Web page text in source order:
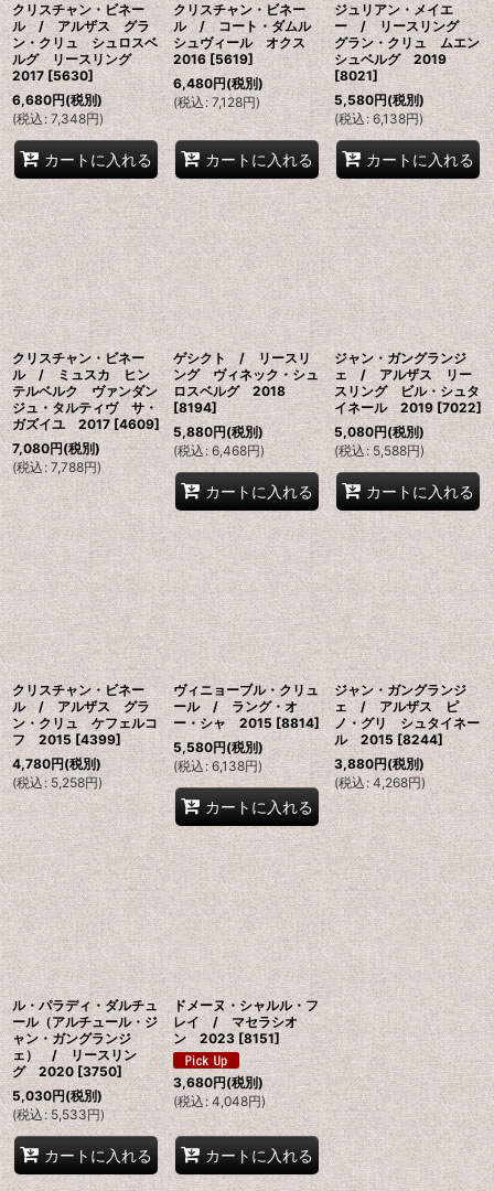
クリスチャン・ビネー
ル / アルザス グラ
ン・クリュ シュロスベ
ルグ リースリング
2017 [5630]
6,680円(税別)
(税込: 7,348円)
カートに入れる
クリスチャン・ビネー
ル / コート・ダムル
シュヴィール オクス
2016 [5619]
6,480円(税別)
(税込: 7,128円)
カートに入れる
ジュリアン・メイエ
ー / リースリング
グラン・クリュ ムエン
シュベルグ 2019
[8021]
5,580円(税別)
(税込 : 6,138円)
カートに入れる
クリスチャン・ビネー
ル / ミュスカ ヒン
テルベルク ヴァンダン
ジュ・タルティヴ サ・
ガズイユ 2017 [4609]
7,080円(税別)
(税込: 7,788円)
ゲシクト / リースリ
ング ヴィネック・シュ
ロスベルグ 2018
[8194]
5,880円(税別)
(税込: 6,468円)
カートに入れる
ジャン・ガングランジ
ェ / アルザス リー
スリング ビル・シュタ
イネール 2019 [7022]
5,080円(税別)
(税込 : 5,588円)
カートに入れる
クリスチャン・ビネー
ル / アルザス グラ
ン・クリュ ケフェルコ
フ 2015 [4399]
4,780円(税別)
(税込: 5,258円)
ヴィニョーブル・クリュ
ール / ラング・オ
ー・シャ 2015 [8814]
5,580円(税別)
(税込: 6,138円)
カートに入れる
ジャン・ガングランジ
ェ / アルザス ピ
ノ・グリ シュタイネー
ル 2015 [8244]
3,880円(税別)
(税込 : 4,268円)
ル・パラディ・ダルチュ
ール（アルチュール・ジ
ャン・ガングランジ
ェ） / リースリン
グ 2020 [3750]
5,030円(税別)
(税込: 5,533円)
カートに入れる
ドメーヌ・シャルル・フ
レイ / マセラシオ
ン 2023 [8151]
3,680円(税別)
(税込 : 4,048円)
カートに入れる